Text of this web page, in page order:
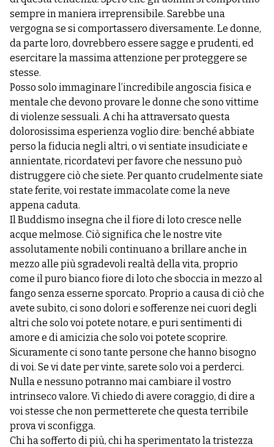
sempre in maniera irreprensibile. Sarebbe una
vergogna se si comportassero diversamente. Le donne,
da parte loro, dovrebbero essere sagge e prudenti, ed
esercitare la massima attenzione per proteggere se
stesse.
Posso solo immaginare l’incredibile angoscia fisica e
mentale che devono provare le donne che sono vittime
di violenze sessuali. A chi ha attraversato questa
dolorosissima esperienza voglio dire: benché abbiate
perso la fiducia negli altri, o vi sentiate insudiciate e
annientate, ricordatevi per favore che nessuno può
distruggere ciò che siete. Per quanto crudelmente siate
state ferite, voi restate immacolate come la neve
appena caduta.
Il Buddismo insegna che il fiore di loto cresce nelle
acque melmose. Ciò significa che le nostre vite
assolutamente nobili continuano a brillare anche in
mezzo alle più sgradevoli realtà della vita, proprio
come il puro bianco fiore di loto che sboccia in mezzo al
fango senza esserne sporcato. Proprio a causa di ciò che
avete subito, ci sono dolori e sofferenze nei cuori degli
altri che solo voi potete notare, e puri sentimenti di
amore e di amicizia che solo voi potete scoprire.
Sicuramente ci sono tante persone che hanno bisogno
di voi. Se vi date per vinte, sarete solo voi a perderci.
Nulla e nessuno potranno mai cambiare il vostro
intrinseco valore. Vi chiedo di avere coraggio, di dire a
voi stesse che non permetterete che questa terribile
prova vi sconfigga.
Chi ha sofferto di più, chi ha sperimentato la tristezza